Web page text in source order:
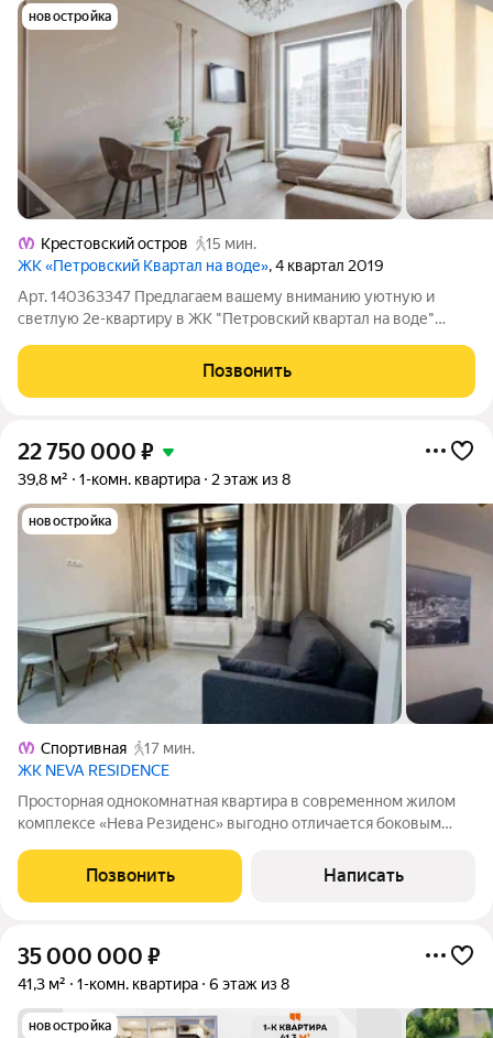
новостройка
Крестовский остров
15 мин.
ЖК «Петровский Квартал на воде», 4 квартал 2019
Арт. 140363347 Предлагаем вашему вниманию уютную и
светлую 2е-квартиру в ЖК "Петровский квартал на воде"
Преимущества квартиры: Просторная кухня (варочная панель,
духовой шкаф, мини-холодильник,
Позвонить
22 750 000 ₽
39,8 м² 1-комн. квартира 2 этаж из 8
новостройка
Спортивная
17 мин.
ЖК NEVA RESIDENCE
Просторная однокомнатная квартира в современном жилом
комплексе «Нева Резиденс» выгодно отличается боковым
собственную благоустроенную и закрытую набережную.
Квартира в отличном состоянии, полностью
Позвонить Написать
35 000 000 ₽
41,3 м² 1-комн. квартира 6 этаж из 8
новостройка